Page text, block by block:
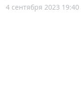
4 сентября 2023 19:40